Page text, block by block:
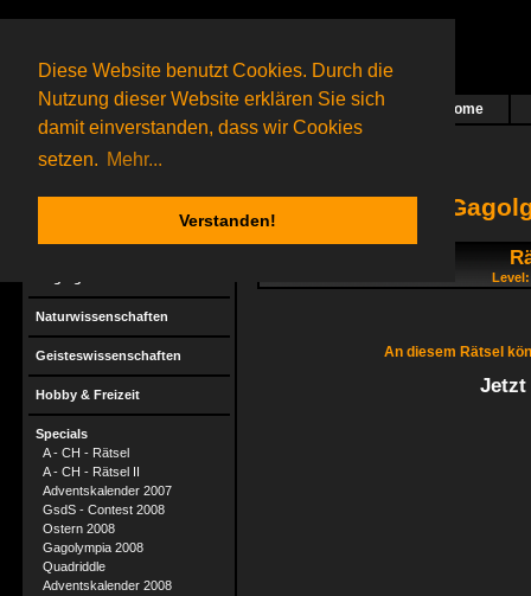
Diese Website benutzt Cookies. Durch die
Nutzung dieser Website erklären Sie sich
damit einverstanden, dass wir Cookies
setzen. Mehr...
Verstanden!
Das nächste Rätsel ist in Arbeit Home
32 Gagolganeronline(0 registrierte und 32 Gäste)
Gagolganer:
9732Rätsel online:
Naturwissenschaften
Geisteswissenschaften
Hobby & Freizeit
Specials
A - CH - Rätsel
A - CH - Rätsel II
Adventskalender 2007
GsdS - Contest 2008
Ostern 2008
Gagolympia 2008
Quadriddle
Adventskalender 2008
Level:
An diesem Rätsel
Jetzt